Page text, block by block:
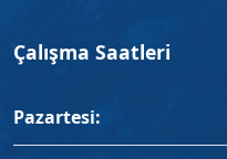
Çalışma Saatleri
Pazartesi: